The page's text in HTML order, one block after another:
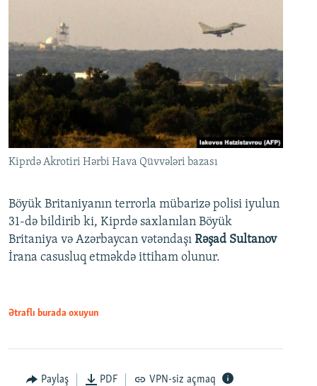
Kiprdə Akrotiri Hərbi Hava Qüvvələri bazası
Böyük Britaniyanın terrorla mübarizə polisi iyulun
31-də bildirib ki, Kiprdə saxlanılan Böyük
Britaniya və Azərbaycan vətəndaşı Rəşad Sultanov
İrana casusluq etməkdə ittiham olunur.
Ətraflı burada oxuyun
Paylaş PDF VPN-siz açmaq